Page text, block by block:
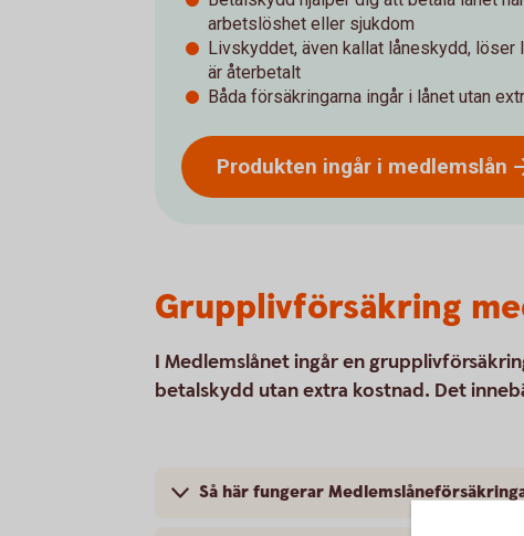
arbetslöshet eller sjukdom
Livskyddet, även kallat låneskydd, löser
är återbetalt
Båda försäkringarna ingår i lånet utan
Produkten ingår i medlemslån
Grupplivförsäkring
I Medlemslånet ingår en
betalskydd utan extra kostnad. Det
Så här fungerar